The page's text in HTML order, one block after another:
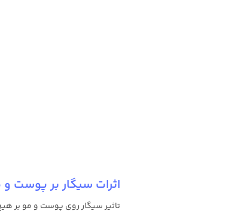
اثرات سیگار بر پوست و
تاثیر سیگار روی پوست و مو بر